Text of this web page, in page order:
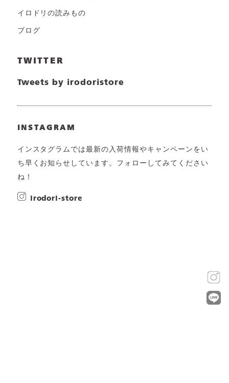
イロドリの読みもの
ブログ
TWITTER
Tweets by irodoristore
INSTAGRAM
インスタグラムでは最新の入荷情報やキャンペーンをい
ち早くお知らせしています。フォローしてみてください
ね！
irodori-store